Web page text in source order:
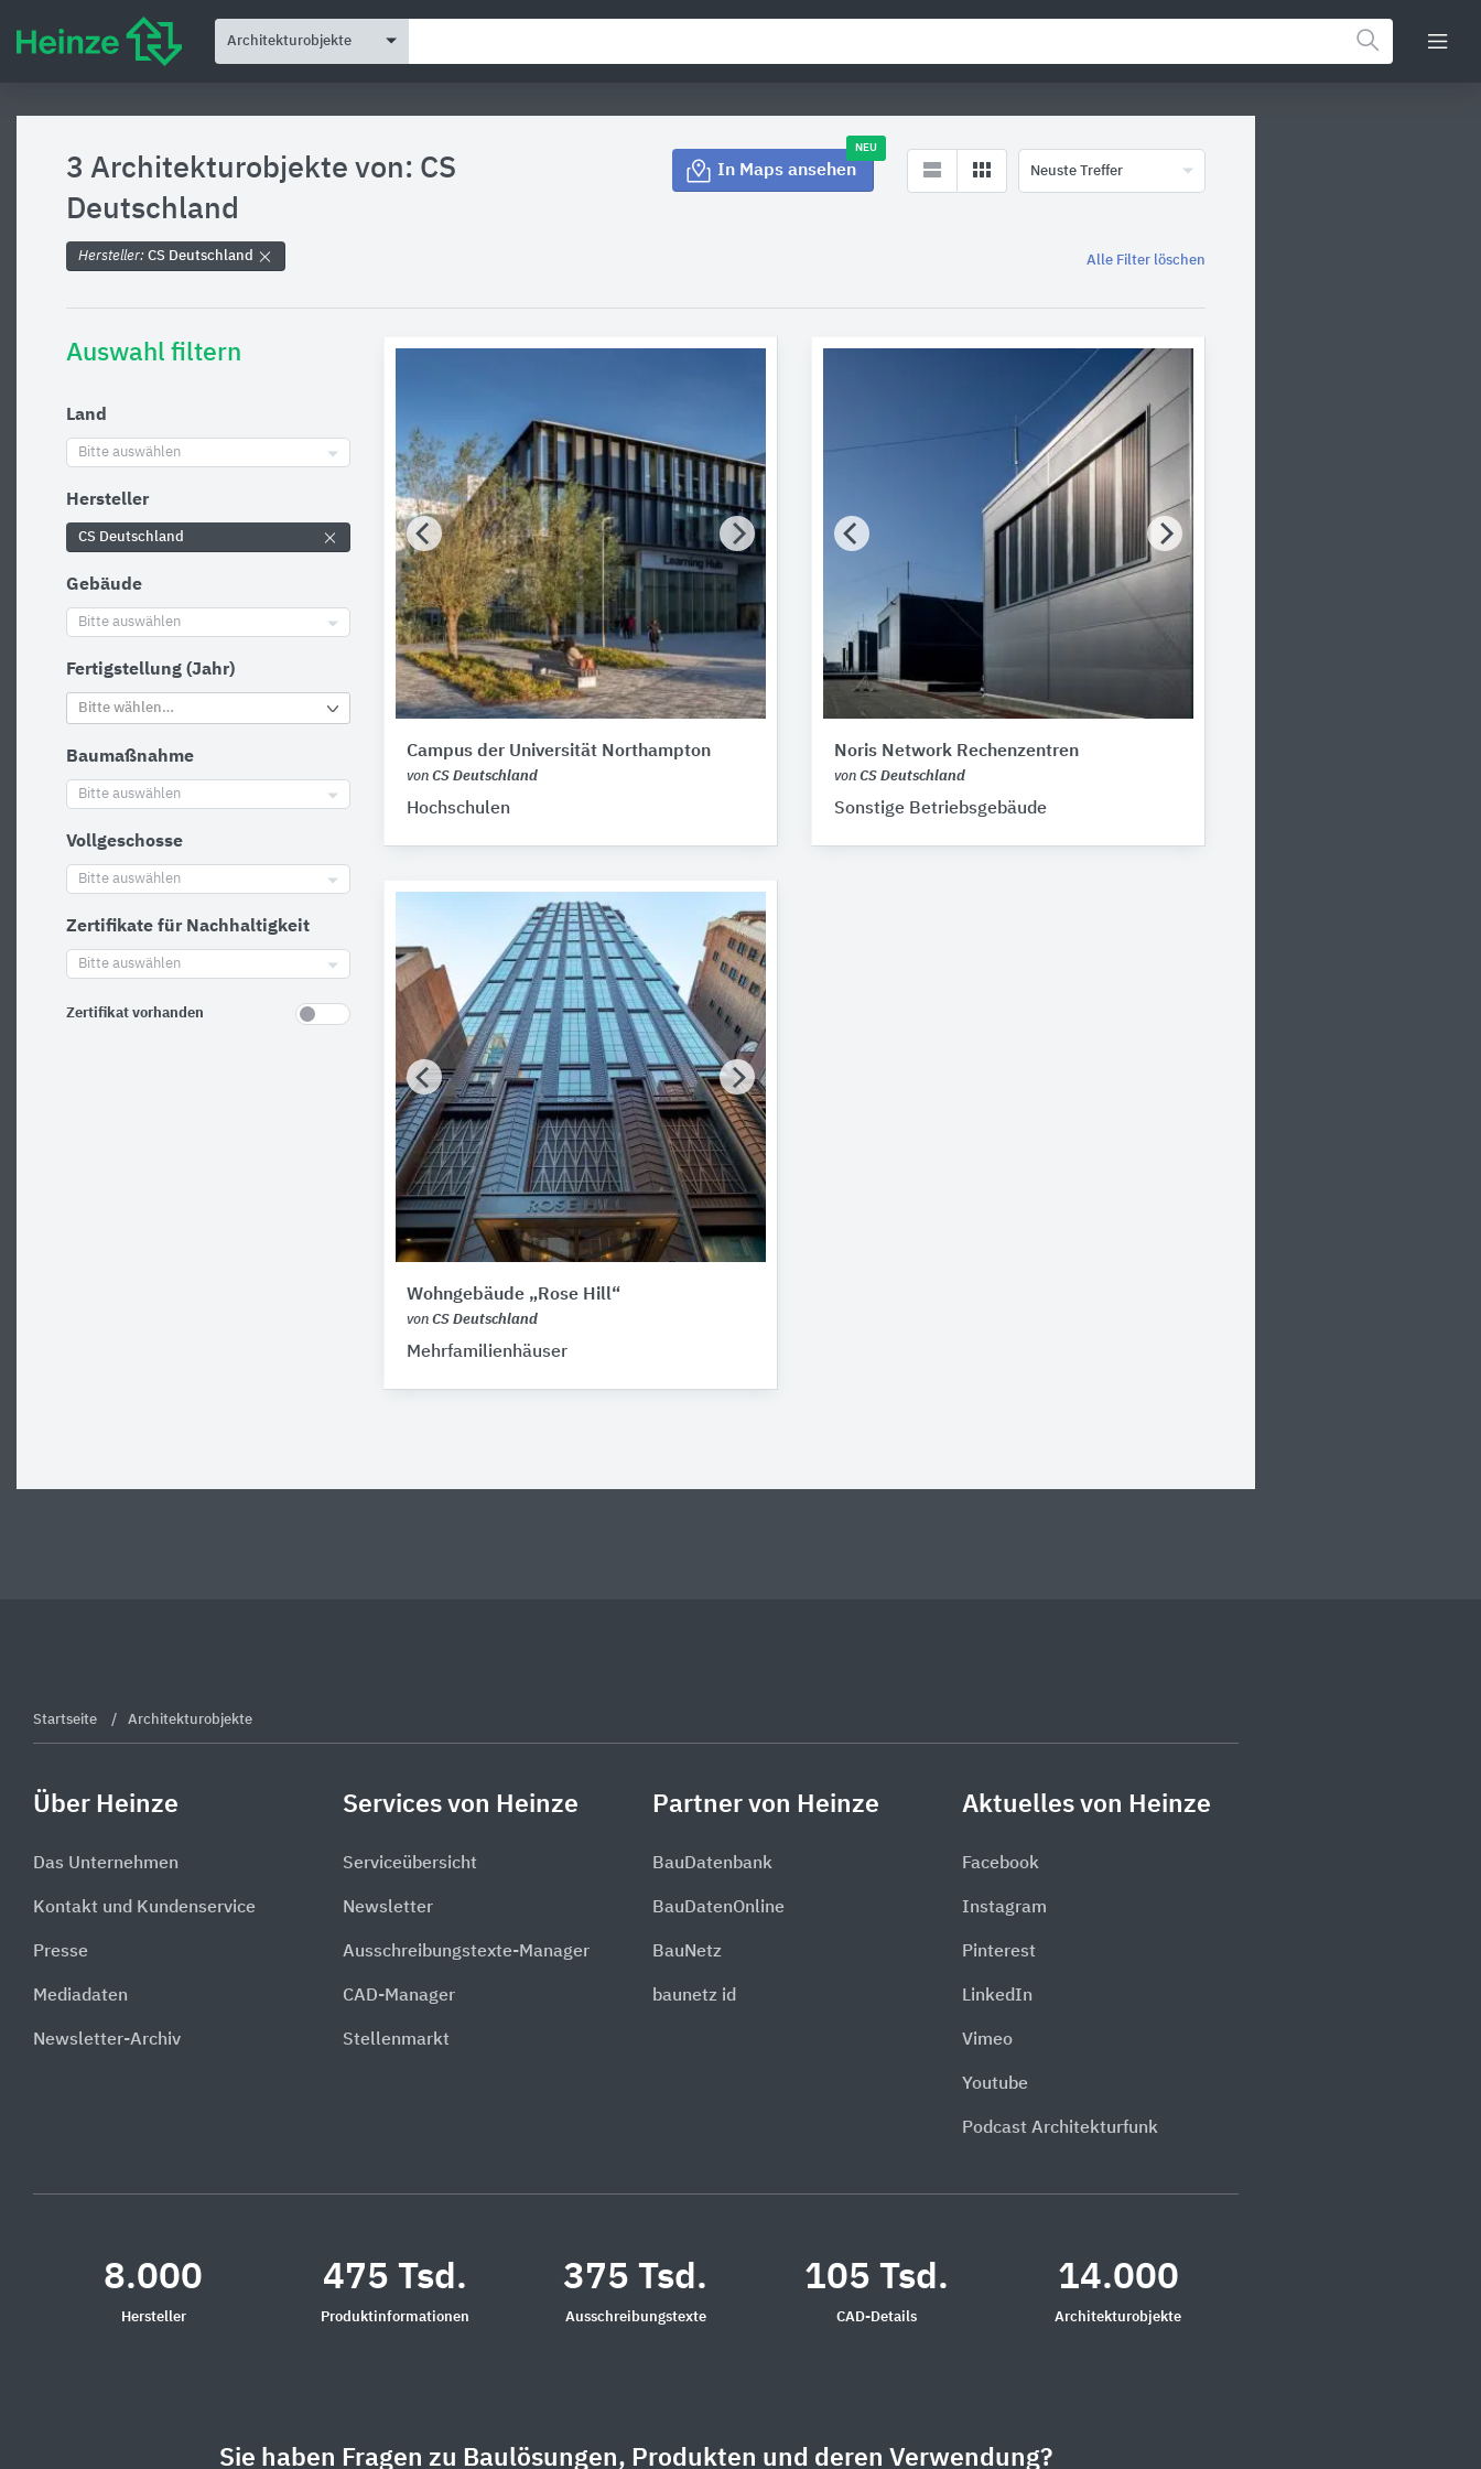
Architekturobjekte
3 Architekturobjekte von: CS
Deutschland
In Maps ansehen
NEU
Neuste Treffer
Hersteller: CS Deutschland Alle Filter löschen
Auswahl filtern
Land
Bitte auswählen
Hersteller
CS Deutschland
Gebäude
Bitte auswählen
Fertigstellung (Jahr)
Bitte wählen…
Baumaßnahme
Bitte auswählen
Vollgeschosse
Bitte auswählen
Zertifikate für Nachhaltigkeit
Bitte auswählen
Zertifikat vorhanden
Campus der Universität Northampton
von CS Deutschland
Hochschulen
Noris Network Rechenzentren
von CS Deutschland
Sonstige Betriebsgebäude
Wohngebäude „Rose Hill“
von CS Deutschland
Mehrfamilienhäuser
Startseite Architekturobjekte
Über Heinze
Das Unternehmen
Kontakt und Kundenservice
Presse
Mediadaten
Newsletter-Archiv
Services von Heinze
Serviceübersicht
Newsletter
Ausschreibungstexte-Manager
CAD-Manager
Stellenmarkt
Partner von Heinze
BauDatenbank
BauDatenOnline
BauNetz
baunetz id
Aktuelles von Heinze
Facebook
Instagram
Pinterest
LinkedIn
Vimeo
Youtube
Podcast Architekturfunk
8.000
Hersteller
475 Tsd.
Produktinformationen
375 Tsd.
Ausschreibungstexte
105 Tsd.
CAD-Details
14.000
Architekturobjekte
Sie haben Fragen zu Baulösungen, Produkten und deren Verwendung?